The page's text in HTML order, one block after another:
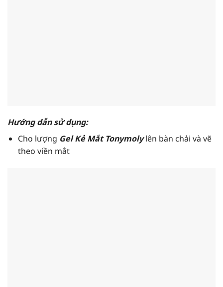
Hướng dẫn sử dụng:
Cho lượng Gel Kẻ Mắt Tonymolylên bàn chải và vẽ
theo viền mắt